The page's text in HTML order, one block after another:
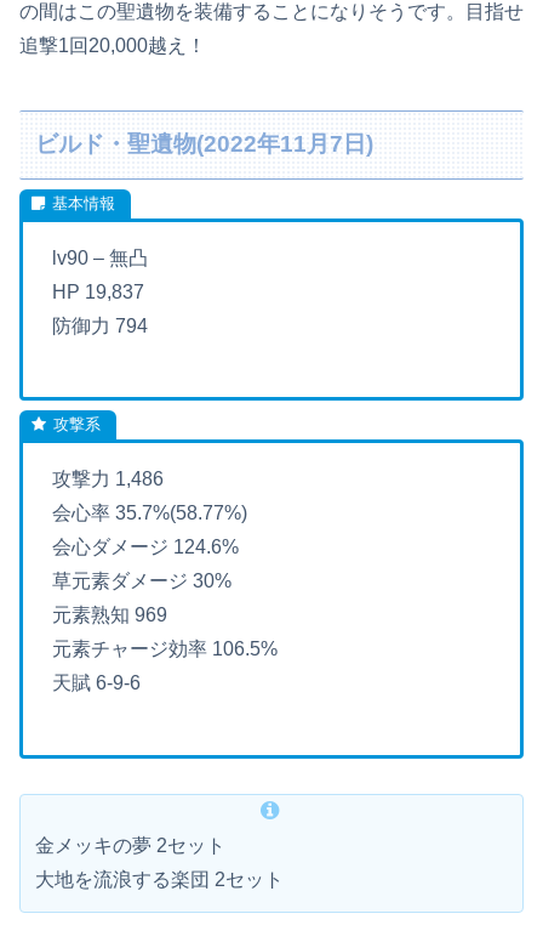
の間はこの聖遺物を装備することになりそうです。目指せ
追撃1回20,000越え！
ビルド・聖遺物(2022年11月7日)
lv90 – 無凸
HP 19,837
防御力 794
攻撃力 1,486
会心率 35.7%(58.77%)
会心ダメージ 124.6%
草元素ダメージ 30%
元素熟知 969
元素チャージ効率 106.5%
天賦 6-9-6
金メッキの夢 2セット
大地を流浪する楽団 2セット